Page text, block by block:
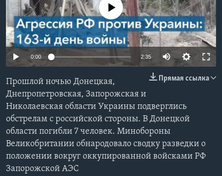
Learning English
СОЦИАЛЬНЫЕ СЕТИ
Языки
No media source currently available
0:00 2:35
Прямая ссылка
Прошлой ночью Донецкая,
Днепропетровская, Запорожская и
Николаевская области Украины подверглись
обстрелам с российской стороны. В Донецкой
области погибли 7 человек. Минобороны
Великобритании обнародовало сводку разведки о
положении вокруг оккупированной войсками РФ
Запорожской АЭС